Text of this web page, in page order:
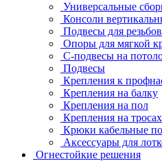
Универсальные
Консоли
Подвесы для
Опоры для мягкой
С-подвесы на
Подвесы
Крепления к
Крепления на балку
Крепления на пол
Крепления на тросах
Крюки кабельные
Аксессуары для
Огнестойкие решения